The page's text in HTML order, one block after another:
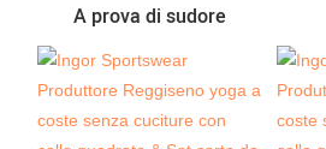
A prova di sudore